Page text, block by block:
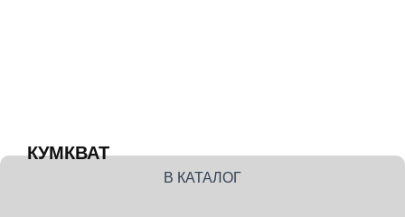
КУМКВАТ
В КАТАЛОГ